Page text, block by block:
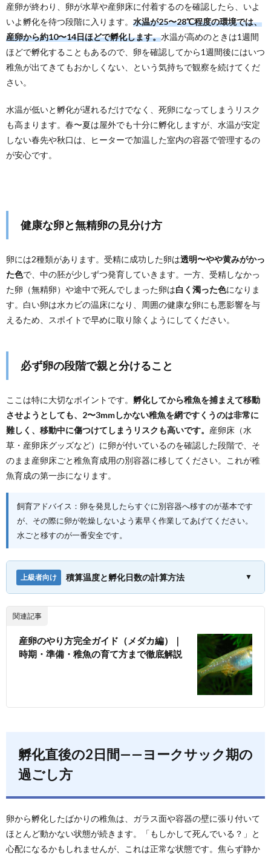
産卵が終わり、卵が水草や産卵床に付着するのを確認したら、いよ
いよ孵化を待つ段階に入ります。 水温が25〜28℃程度の環境では、
産卵から約10〜14日ほどで孵化します。水温が高めのときは1週間
ほどで孵化することもあるので、卵を確認してから1週間後にはいつ
稚魚が出てきてもおかしくない、という気持ちで観察を続けてくだ
さい。
水温が低いと孵化が遅れるだけでなく、死卵になってしまうリスク
も高まります。春〜夏は屋外でも十分に孵化しますが、水温が安定
しない春先や秋口は、ヒーターで加温した室内の容器で管理するの
が安心です。
健康な卵と無精卵の見分け方
卵には2種類があります。受精に成功した卵は透明〜やや黄みがかっ
た色で、中の胚が少しずつ発育していきます。一方、受精しなかっ
た卵（無精卵）や途中で死んでしまった卵は白く濁った色になりま
す。白い卵は水カビの温床になり、周囲の健康な卵にも悪影響を与
えるため、スポイトで早めに取り除くようにしてください。
必ず卵の段階で親と分けること
ここは特に大切なポイントです。 孵化してから稚魚を捕まえて移動
させようとしても、2〜3mmしかない稚魚を網ですくうのは非常に
難しく、移動中に傷つけてしまうリスクも高いです。 産卵床（水
草・産卵床グッズなど）に卵が付いているのを確認した段階で、そ
のまま産卵床ごと稚魚育成用の別容器に移してください。これが稚
魚育成の第一歩になります。
飼育アドバイス：卵を発見したらすぐに別容器へ移すのが基本です
が、その際に卵が乾燥しないよう素早く作業してあげてください。
水ごと移すのが一番安全です。
上級者向け 積算温度と孵化日数の計算方法 ▼
関連記事
産卵のやり方完全ガイド（メダカ編）｜
時期・準備・稚魚の育て方まで徹底解説
孵化直後の2日間——ヨークサック期の
過ごし方
卵から孵化したばかりの稚魚は、ガラス面や容器の壁に張り付いて
ほとんど動かない状態が続きます。「もしかして死んでいる？」と
心配になるかもしれませんが、これは正常な状態です。焦らず静か